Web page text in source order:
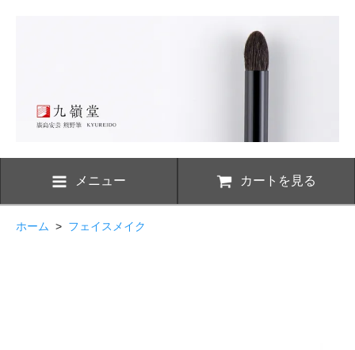
メニュー カートを見る
ホーム > フェイスメイク